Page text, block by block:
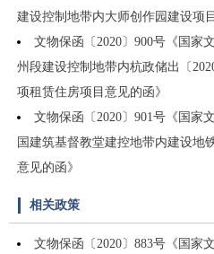
建设控制地带内大师创作园建设项
文物保函〔2020〕900号《国家
州段建设控制地带内杭政储出〔
项租赁住房项目意见的函》
文物保函〔2020〕901号《国家
国建筑基督教堂建控地带内建设地
意见的函》
相关政策
文物保函〔2020〕883号《国家